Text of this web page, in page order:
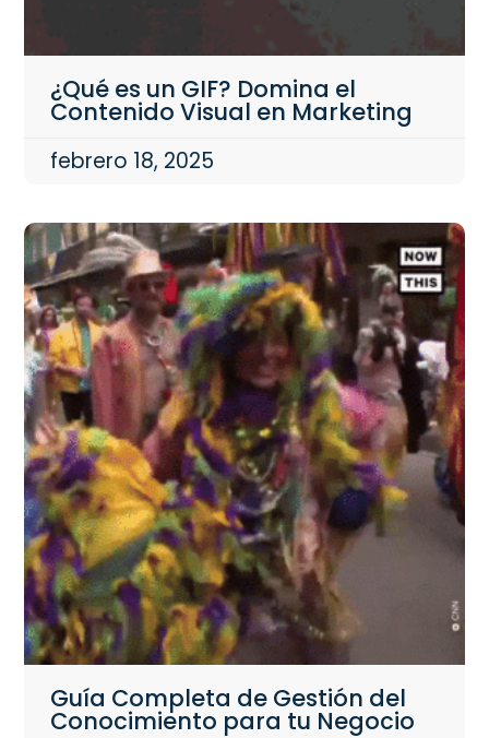
¿Qué es un GIF? Domina el
Contenido Visual en Marketing
febrero 18, 2025
Guía Completa de Gestión del
Conocimiento para tu Negocio